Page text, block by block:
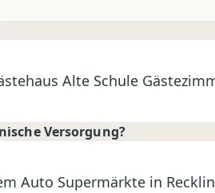
Alte Schule
Versorgung?
Auto Supermärkte in